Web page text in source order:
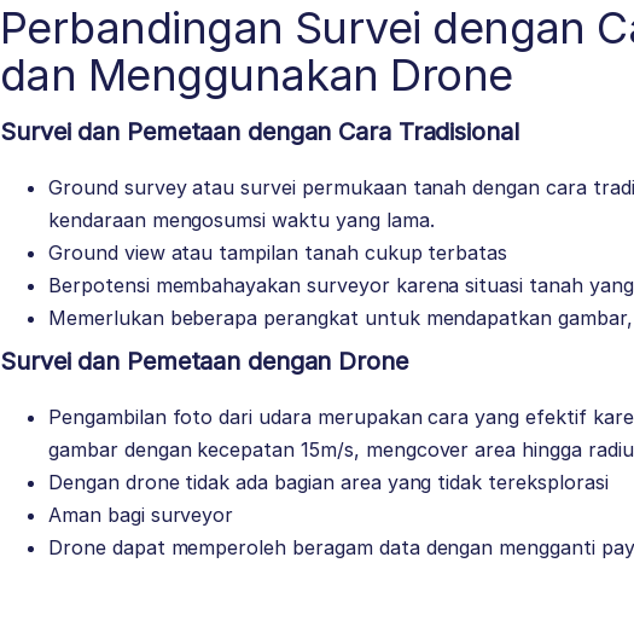
Perbandingan Survei dengan
dan Menggunakan Drone
Survei dan Pemetaan dengan Cara Tradisional
Ground survey atau survei permukaan tanah dengan cara
kendaraan mengosumsi waktu yang lama.
Ground view atau tampilan tanah cukup terbatas
Berpotensi membahayakan surveyor karena situasi tanah
Memerlukan beberapa perangkat untuk mendapatkan
Survei dan Pemetaan dengan Drone
Pengambilan foto dari udara merupakan cara yang efektif
gambar dengan kecepatan 15m/s, mengcover area hingga
Dengan drone tidak ada bagian area yang tidak tereksplorasi
Aman bagi surveyor
Drone dapat memperoleh beragam data dengan mengganti